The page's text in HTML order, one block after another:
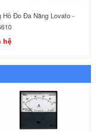
Hồ Đo Đa Năng Lovato -
hệ